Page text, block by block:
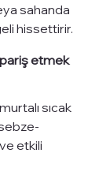
sahanda
hissettirir.
etmek
sıcak
etkili